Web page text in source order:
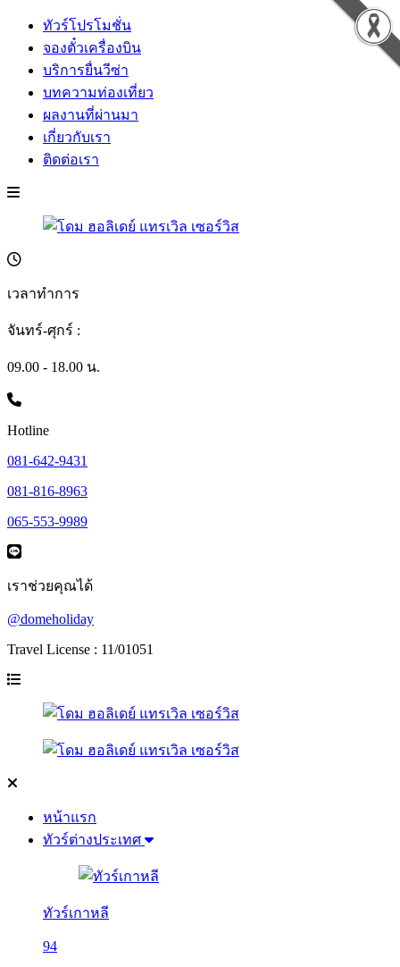
ทัวร์โปรโมชั่น
จองตั๋วเครื่องบิน
บริการยื่นวีซ่า
บทความท่องเที่ยว
ผลงานที่ผ่านมา
เกี่ยวกับเรา
ติดต่อเรา
เวลาทำการ
จันทร์-ศุกร์ :
09.00 - 18.00 น.
Hotline
081-642-9431
081-816-8963
065-553-9989
เราช่วยคุณได้
@domeholiday
Travel License : 11/01051
หน้าแรก
ทัวร์ต่างประเทศ
ทัวร์เกาหลี
94